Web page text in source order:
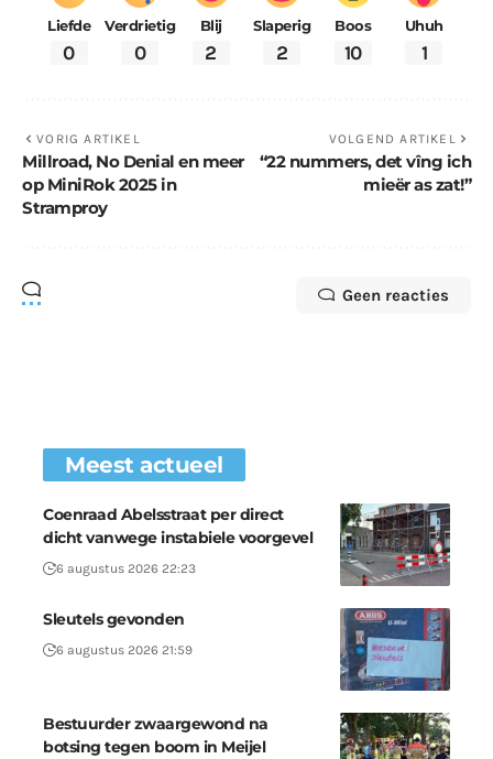
Liefde
0
Verdrietig
0
Blij
2
Slaperig
2
Boos
10
Uhuh
1
VORIG ARTIKEL
Millroad, No Denial en meer
op MiniRok 2025 in
Stramproy
VOLGEND ARTIKEL
“22 nummers, det vîng ich
mieër as zat!”
Geen reacties
Meest actueel
Coenraad Abelsstraat per direct
dicht vanwege instabiele voorgevel
6 augustus 2026 22:23
Sleutels gevonden
6 augustus 2026 21:59
Bestuurder zwaargewond na
botsing tegen boom in Meijel